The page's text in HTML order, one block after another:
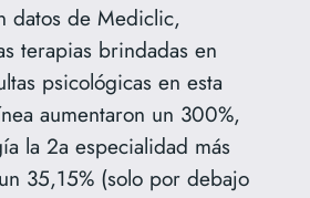
datos de Mediclic,
terapias brindadas en
psicológicas en esta
aumentaron un 300%,
la 2a especialidad más
35,15% (solo por debajo